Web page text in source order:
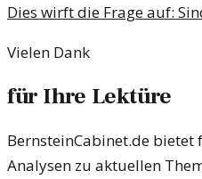
Dies wirft die Frage auf:
Vielen Dank
für Ihre Lektüre
BernsteinCabinet.de
Analysen zu aktuellen